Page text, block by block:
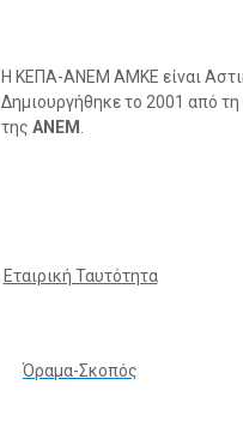
Η ΚΕΠΑ-ΑΝΕΜ ΑΜΚΕ είναι
Δημιουργήθηκε το 2001 από
της ΑΝΕΜ
Εταιρική Ταυτότητα
Όραμα-Σκοπός